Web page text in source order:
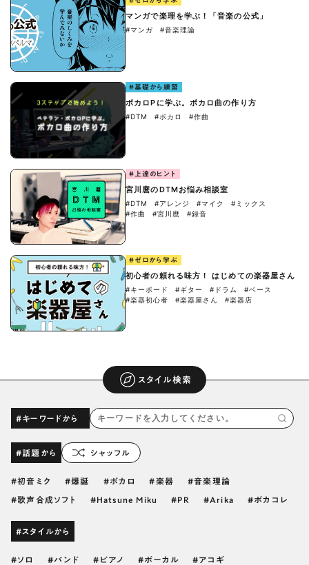
マンガで楽理を学ぶ！「音楽の公式」
#マンガ #音楽理論
#基礎から練習
ボカロPに学ぶ。ボカロ曲の作り方
#DTM #ボカロ #作曲
#上達のヒント
宮川麿のDTMお悩み相談室
#DTM #アレンジ #マイク
#ミックス
#作曲
#宮川麿 #録音
#ゼロから学ぶ
初心者の頼れる味方！ はじめての楽器屋さん
#キーボード #ギター #ドラム
#ベース
#楽器初心者
#楽器屋さん #楽器店
スタイル検索
#キーワードから
#話題から シャッフル
初音ミク 爆誕 ボカロ 楽器 音楽理論
歌声合成ソフト Hatsune Miku PR Arika ボカコレ
#スタイルから
ソロ バンド ピアノ ボーカル アコギ